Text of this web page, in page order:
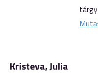
Kristeva, Julia